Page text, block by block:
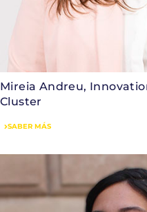
Mireia Andreu,
Cluster
SABER MÁS